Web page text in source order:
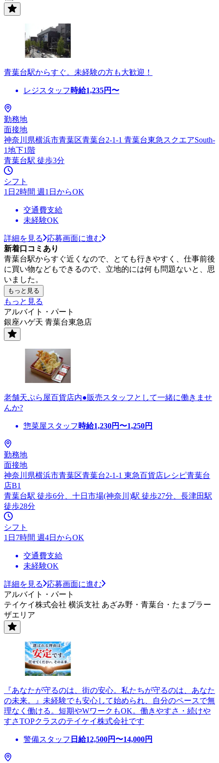
青葉台駅からすぐ。未経験の方も大歓迎！
レジスタッフ 時給1,235円〜
勤務地
面接地
神奈川県横浜市青葉区青葉台2-1-1 青葉台東急スクエアSouth-
1地下1階
青葉台駅 徒歩3分
シフト
1日2時間 週1日からOK
交通費支給
未経験OK
詳細を見る
応募画面に進む
新着口コミあり
青葉台駅からすぐ近くなので、とても行きやすく、仕事前後
に買い物などもできるので、立地的には何も問題ないと、思
いました。
もっと見る
もっと見る
アルバイト・パート
銀座ハゲ天 青葉台東急店
老舗天ぷら屋百貨店内●販売スタッフとして一緒に働きませ
んか?
惣菜屋スタッフ 時給1,230円〜1,250円
勤務地
面接地
神奈川県横浜市青葉区青葉台2-1-1 東急百貨店レシピ青葉台
店B1
青葉台駅 徒歩6分、十日市場(神奈川)駅 徒歩27分、長津田駅
徒歩28分
シフト
1日7時間 週4日からOK
交通費支給
未経験OK
詳細を見る
応募画面に進む
アルバイト・パート
テイケイ株式会社 横浜支社 あざみ野・青葉台・たまプラー
ザエリア
『あなたが守るのは、街の安心。私たちが守るのは、あなた
の未来。』未経験でも安心して始められ、自分のペースで無
理なく働ける。短期やWワークもOK。働きやすさ・続けや
すさTOPクラスのテイケイ株式会社です
警備スタッフ 日給12,500円〜14,000円